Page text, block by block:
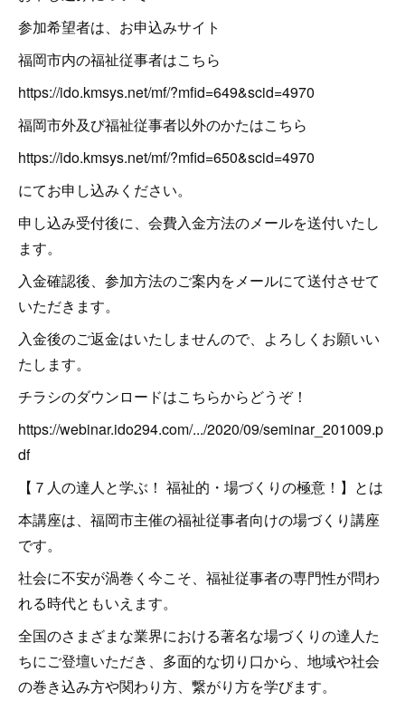
参加希望者は、お申込みサイト
福岡市内の福祉従事者はこちら
https://ido.kmsys.net/mf/?mfid=649&scid=4970
福岡市外及び福祉従事者以外のかたはこちら
https://ido.kmsys.net/mf/?mfid=650&scid=4970
にてお申し込みください。
申し込み受付後に、会費入金方法のメールを送付いたし
ます。
入金確認後、参加方法のご案内をメールにて送付させて
いただきます。
入金後のご返金はいたしませんので、よろしくお願いい
たします。
チラシのダウンロードはこちらからどうぞ！
https://webinar.ido294.com/.../2020/09/seminar_201009.p
df
【７人の達人と学ぶ！ 福祉的・場づくりの極意！】とは
本講座は、福岡市主催の福祉従事者向けの場づくり講座
です。
社会に不安が渦巻く今こそ、福祉従事者の専門性が問わ
れる時代ともいえます。
全国のさまざまな業界における著名な場づくりの達人た
ちにご登壇いただき、多面的な切り口から、地域や社会
の巻き込み方や関わり方、繋がり方を学びます。